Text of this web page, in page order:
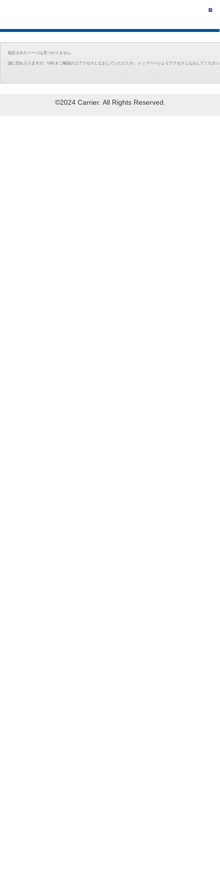
指定されたページは見つかりません。
誠に恐れ入りますが、URLをご確認の上アクセスしなおしていただくか、トップページよりアクセスしなおしてくださ
©2024 Carrier. All Rights Reserved.